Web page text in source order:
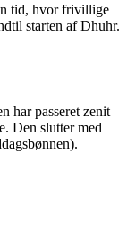
tid, hvor frivillige
starten af Dhuhr.
har passeret zenit
Den slutter med